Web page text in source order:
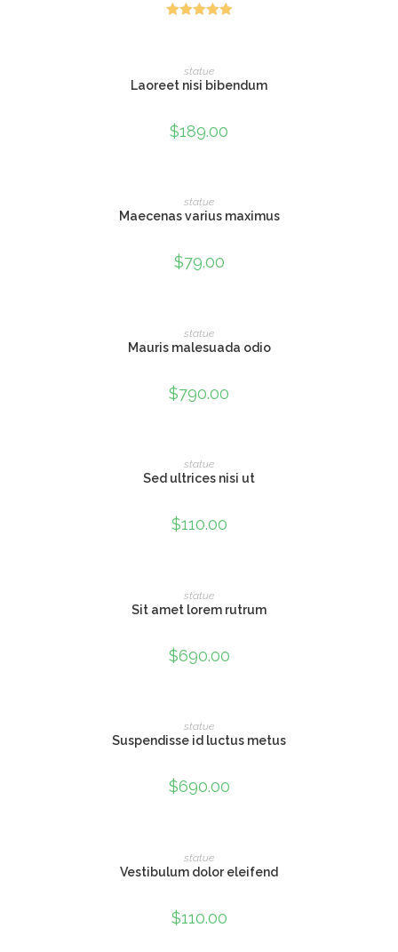
ADAUGĂ ÎN COȘ
statue
Laoreet nisi bibendum
$189.00
ADAUGĂ ÎN COȘ
statue
Maecenas varius maximus
$79.00
ADAUGĂ ÎN COȘ
statue
Mauris malesuada odio
$790.00
ADAUGĂ ÎN COȘ
statue
Sed ultrices nisi ut
$110.00
ADAUGĂ ÎN COȘ
statue
Sit amet lorem rutrum
$690.00
ADAUGĂ ÎN COȘ
statue
Suspendisse id luctus metus
$690.00
CITEȘTE MAI MULT
statue
Vestibulum dolor eleifend
$110.00